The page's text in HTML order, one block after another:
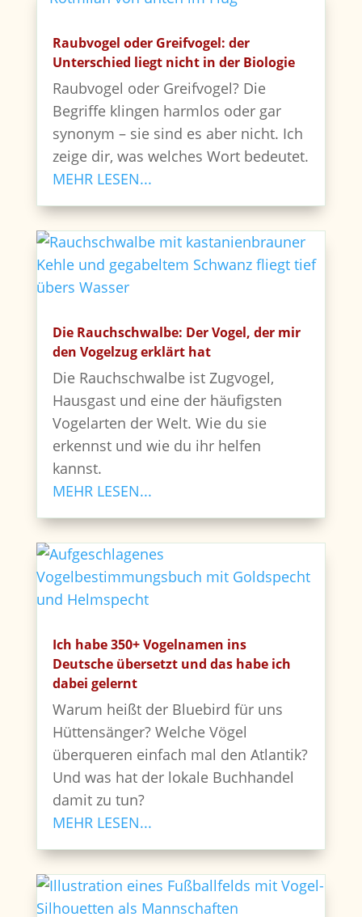
Raubvogel oder Greifvogel: der
Unterschied liegt nicht in der Biologie
Raubvogel oder Greifvogel? Die
Begriffe klingen harmlos oder gar
synonym – sie sind es aber nicht. Ich
zeige dir, was welches Wort bedeutet.
MEHR LESEN...
Die Rauchschwalbe: Der Vogel, der mir
den Vogelzug erklärt hat
Die Rauchschwalbe ist Zugvogel,
Hausgast und eine der häufigsten
Vogelarten der Welt. Wie du sie
erkennst und wie du ihr helfen
kannst.
MEHR LESEN...
Ich habe 350+ Vogelnamen ins
Deutsche übersetzt und das habe ich
dabei gelernt
Warum heißt der Bluebird für uns
Hüttensänger? Welche Vögel
überqueren einfach mal den Atlantik?
Und was hat der lokale Buchhandel
damit zu tun?
MEHR LESEN...